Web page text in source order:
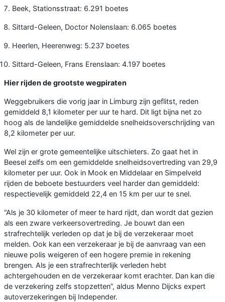
Beek, Stationsstraat: 6.291 boetes
Sittard-Geleen, Doctor Nolenslaan: 6.065 boetes
Heerlen, Heerenweg: 5.237 boetes
Sittard-Geleen, Frans Erenslaan: 4.197 boetes
Hier rijden de grootste wegpiraten
Weggebruikers die vorig jaar in Limburg zijn geflitst, reden
gemiddeld 8,1 kilometer per uur te hard. Dit ligt bijna net zo
hoog als de landelijke gemiddelde snelheidsoverschrijding van
8,2 kilometer per uur.
Wel zijn er grote gemeentelijke uitschieters. Zo gaat het in
Beesel zelfs om een gemiddelde snelheidsovertreding van 29,9
kilometer per uur. Ook in Mook en Middelaar en Simpelveld
rijden de beboete bestuurders veel harder dan gemiddeld:
respectievelijk gemiddeld 22,4 en 15 km per uur te snel.
“Als je 30 kilometer of meer te hard rijdt, dan wordt dat gezien
als een zware verkeersovertreding. Je bouwt dan een
strafrechtelijk verleden op dat je bij de verzekeraar moet
melden. Ook kan een verzekeraar je bij de aanvraag van een
nieuwe polis weigeren of een hogere premie in rekening
brengen. Als je een strafrechterlijk verleden hebt
achtergehouden en de verzekeraar komt erachter. Dan kan die
de verzekering zelfs stopzetten”, aldus Menno Dijcks expert
autoverzekeringen bij Independer.